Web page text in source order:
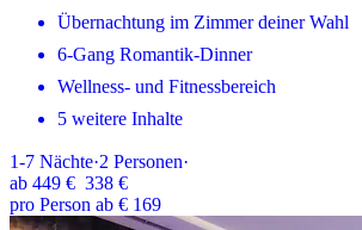
Übernachtung im Zimmer deiner Wahl
6-Gang Romantik-Dinner
Wellness- und Fitnessbereich
5 weitere Inhalte
1-7 Nächte·2 Personen·
ab 449 € 338 €
pro Person ab € 169